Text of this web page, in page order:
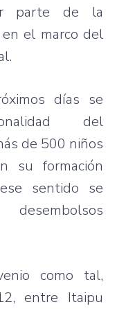
parte de la
el marco del
días se
del
de 500 niños
su formación
sentido se
como tal,
entre Itaipu